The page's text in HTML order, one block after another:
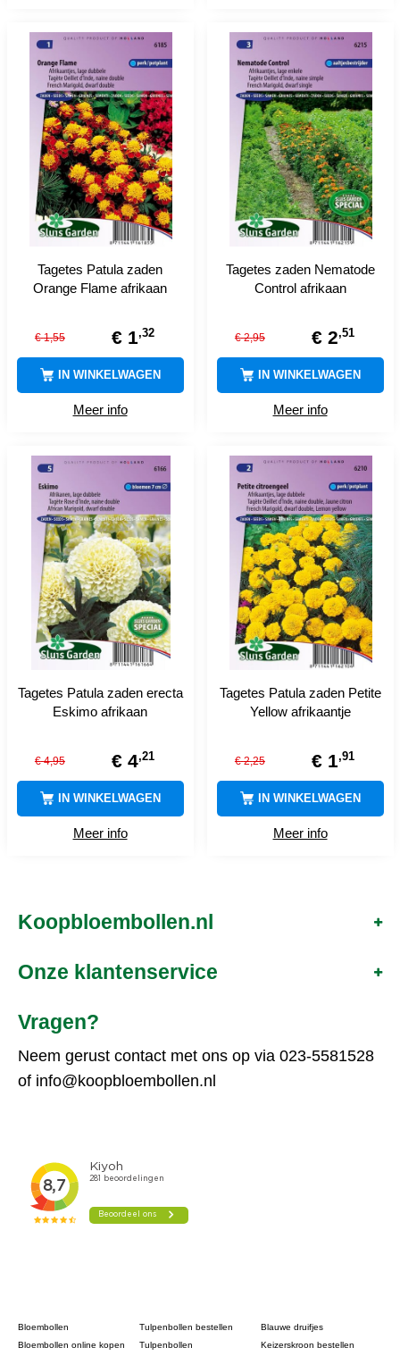
Tagetes Patula zaden
Orange Flame afrikaan
€ 1,55 € 1,32
Meer info
IN WINKELWAGEN
Tagetes zaden Nematode
Control afrikaan
€ 2,95 € 2,51
Meer info
IN WINKELWAGEN
Tagetes Patula zaden erecta
Eskimo afrikaan
€ 4,95 € 4,21
Meer info
IN WINKELWAGEN
Tagetes Patula zaden Petite
Yellow afrikaantje
€ 2,25 € 1,91
Meer info
IN WINKELWAGEN
Koopbloembollen.nl
Onze klantenservice
Vragen?
Neem gerust contact met ons op via 023-5581528
of info@koopbloembollen.nl
Bloembollen
Bloembollen online kopen
Tulpenbollen bestellen
Tulpenbollen
Blauwe druifjes
Keizerskroon bestellen